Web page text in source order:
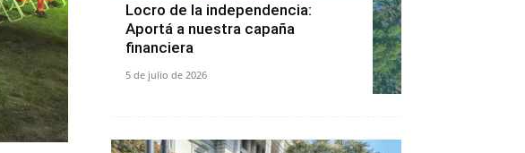
Locro de la independencia:
Aportá a nuestra capaña
financiera
5 de julio de 2026